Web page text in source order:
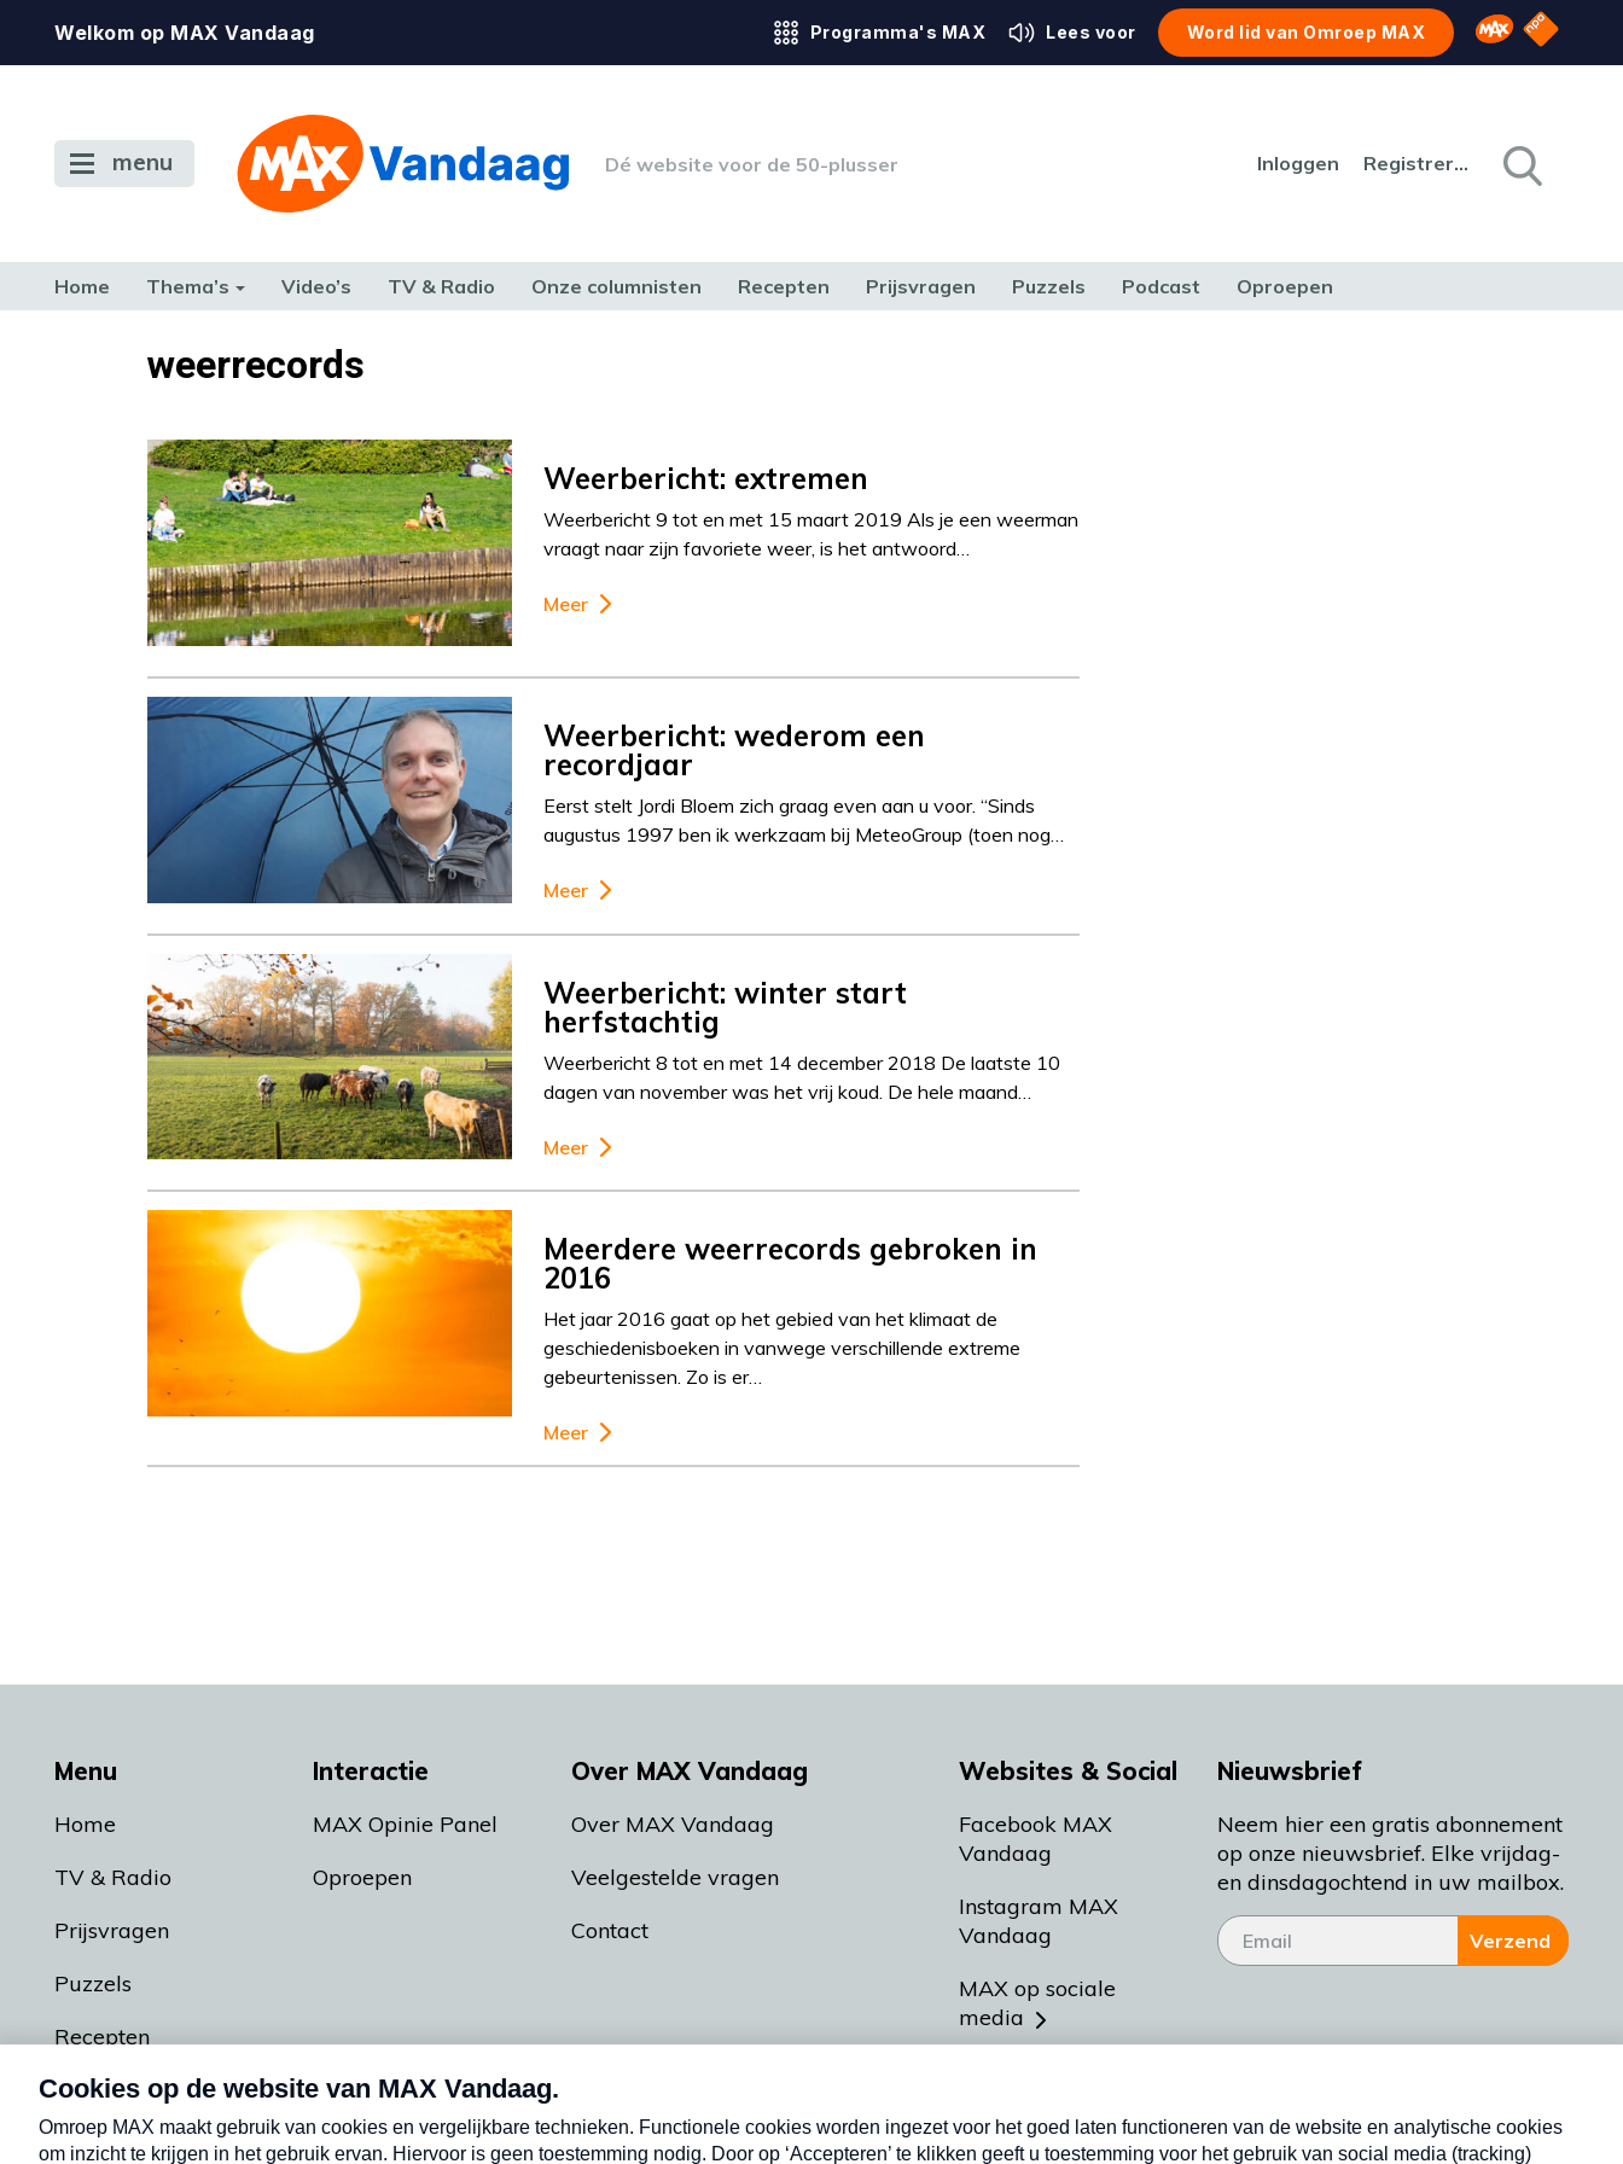
Welkom op MAX Vandaag Programma's MAX Lees voor Word lid van Omroep MAX Omroep MAX
NPO
menu Dé website voor de 50-plusser Inloggen Registreren
Home Thema’s Video’s TV & Radio Onze columnisten Recepten Prijsvragen Puzzels Podcast Oproepen
TERUG NAAR TOENweerrecords
Weerbericht: extremen
Weerbericht 9 tot en met 15 maart 2019 Als je een weerman
vraagt naar zijn favoriete weer, is het antwoord…
Meer
Weerbericht: wederom een
recordjaar
Eerst stelt Jordi Bloem zich graag even aan u voor. “Sinds
augustus 1997 ben ik werkzaam bij MeteoGroup (toen nog…
Meer
Weerbericht: winter start
herfstachtig
Weerbericht 8 tot en met 14 december 2018 De laatste 10
dagen van november was het vrij koud. De hele maand…
Meer
Meerdere weerrecords gebroken in
2016
Het jaar 2016 gaat op het gebied van het klimaat de
geschiedenisboeken in vanwege verschillende extreme
gebeurtenissen. Zo is er…
Meer
Menu
Home
TV & Radio
Prijsvragen
Puzzels
Recepten
Podcasts
Interactie
MAX Opinie Panel
Oproepen
Over MAX Vandaag
Over MAX Vandaag
Veelgestelde vragen
Contact
Websites & Social
Facebook MAX
Vandaag
Instagram MAX
Vandaag
MAX op sociale
media
Meldpunt Actueel
Nieuwsbrief
Neem hier een gratis abonnement
op onze nieuwsbrief. Elke vrijdag-
en dinsdagochtend in uw mailbox.
Verzend
Nieuwsbrief